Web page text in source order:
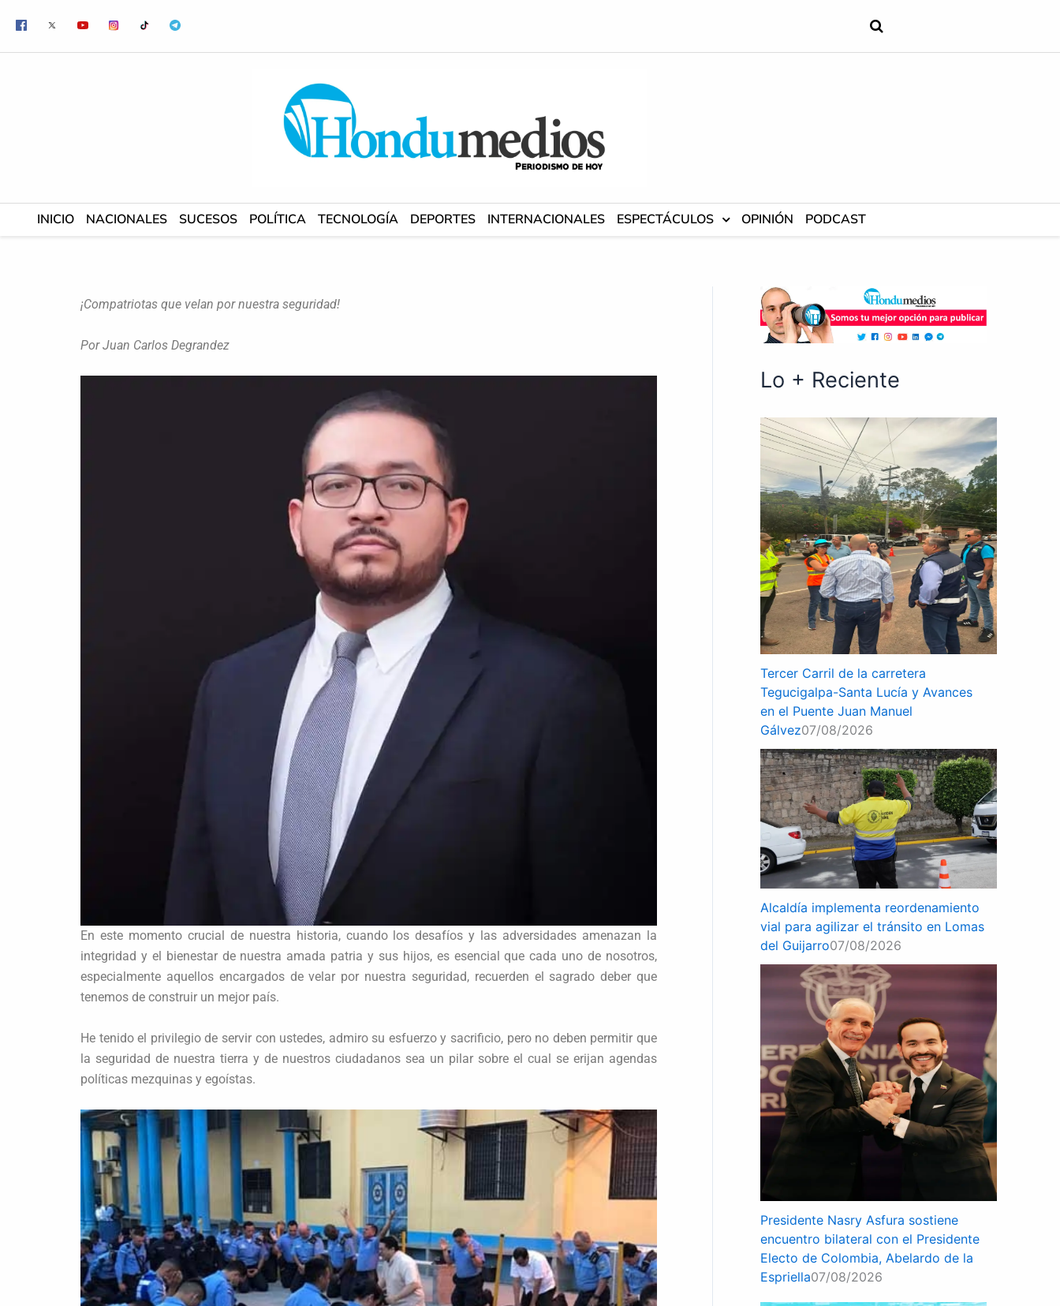
contenido
INICIO NACIONALES SUCESOS POLÍTICA TECNOLOGÍA DEPORTES INTERNACIONALES ESPECTÁCULOS OPINIÓN PODCAST
¡Compatriotas que velan por nuestra seguridad!
Por Juan Carlos Degrandez
En este momento crucial de nuestra historia, cuando los desafíos y las adversidades amenazan la
integridad y el bienestar de nuestra amada patria y sus hijos, es esencial que cada uno de nosotros,
especialmente aquellos encargados de velar por nuestra seguridad, recuerden el sagrado deber que
tenemos de construir un mejor país.
He tenido el privilegio de servir con ustedes, admiro su esfuerzo y sacrificio, pero no deben permitir que
la seguridad de nuestra tierra y de nuestros ciudadanos sea un pilar sobre el cual se erijan agendas
políticas mezquinas y egoístas.
Lo + Reciente
Tercer Carril de la carretera
Tegucigalpa-Santa Lucía y Avances
en el Puente Juan Manuel
Gálvez07/08/2026
Alcaldía implementa reordenamiento
vial para agilizar el tránsito en Lomas
del Guijarro07/08/2026
Presidente Nasry Asfura sostiene
encuentro bilateral con el Presidente
Electo de Colombia, Abelardo de la
Espriella07/08/2026